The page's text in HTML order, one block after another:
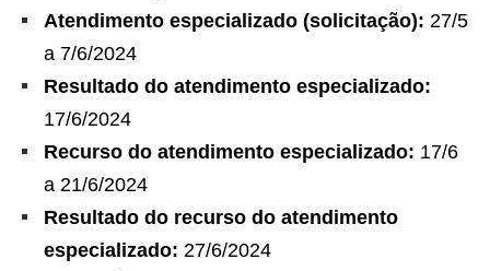
Atendimento especializado (solicitação): 27/5
a 7/6/2024
Resultado do atendimento especializado:
17/6/2024
Recurso do atendimento especializado: 17/6
a 21/6/2024
Resultado do recurso do atendimento
especializado: 27/6/2024